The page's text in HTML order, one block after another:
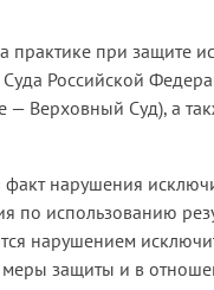
при защите
Российской
— Верховный Суд), а
нарушения
по использованию
нарушением
меры защиты и в